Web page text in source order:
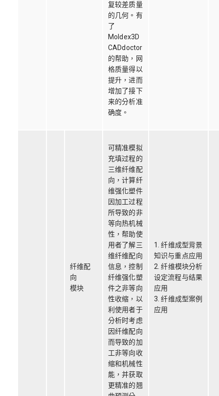
复较差质量
的几何。有
了
Moldex3D
CADdoctor
的帮助，网
格质量得以
提升，进而
增加了接下
来的分析准
确度。
纤维配
向
模块
可精准模拟
充填过程的
三维纤维配
向，计算纤
维强化塑件
因加工过程
所导致的非
等向热机械
性，帮助使
用者了解三
维纤维配向
信息，控制
纤维强化塑
件之非等向
性收缩，以
利使用者于
分析时考虑
因纤维配向
而导致的加
工非等向收
缩和机械性
能，并获取
更精准的翘
1. 纤维成型背景
知识与重点应用
2. 纤维模块分析
设定流程与结果
应用
3. 纤维成型案例
应用